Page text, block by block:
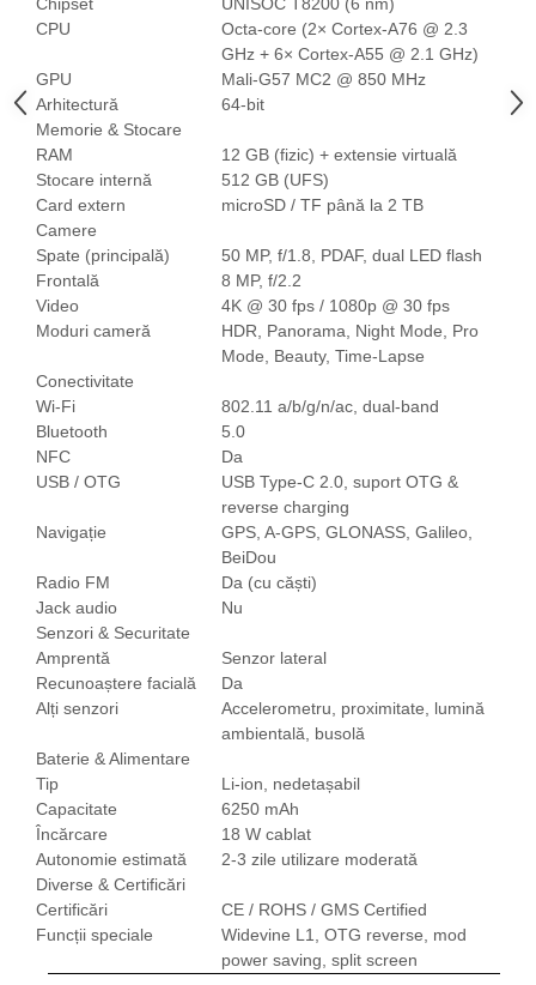
Tablete Doogee
Telefoane Mobile Hotwav
Produse Unihertz
Telefoane Mobile Unihertz
Tablete Unihertz
Produse Blackview
Telefoane Mobile Blackview
Tablete Blackview
Casti Audio Blackview
Telefoane Mobile Fossibot
Tablete Fossibot
Produse Oukitel
Telefoane Mobile Oukitel
ENERGIE
Gift Card EV
STATII DE INCARCARE EV
Stații de Încărcare Rezidențiale /
Acasă
Stații de Încărcare Comerciale /
CPU
Octa-core (2× Cortex-A76 @ 2.3
GHz + 6× Cortex-A55 @ 2.1 GHz)
GPU
Mali-G57 MC2 @ 850 MHz
Arhitectură
64-bit
Memorie & Stocare
RAM
12 GB (fizic) + extensie virtuală
Stocare internă
512 GB (UFS)
Card extern
microSD / TF până la 2 TB
Camere
Spate (principală)
50 MP, f/1.8, PDAF, dual LED flash
Frontală
8 MP, f/2.2
Video
4K @ 30 fps / 1080p @ 30 fps
Moduri cameră
HDR, Panorama, Night Mode, Pro
Mode, Beauty, Time-Lapse
Conectivitate
Wi-Fi
802.11 a/b/g/n/ac, dual-band
Bluetooth
5.0
NFC
Da
USB / OTG
USB Type-C 2.0, suport OTG &
reverse charging
Navigație
GPS, A-GPS, GLONASS, Galileo,
BeiDou
Radio FM
Da (cu căști)
Jack audio
Nu
Senzori & Securitate
Amprentă
Senzor lateral
Recunoaștere facială
Da
Alți senzori
Accelerometru, proximitate, lumină
ambientală, busolă
Baterie & Alimentare
Tip
Li-ion, nedetașabil
Capacitate
6250 mAh
Încărcare
18 W cablat
Autonomie estimată
2-3 zile utilizare moderată
Diverse & Certificări
Certificări
CE / ROHS / GMS Certified
Funcții speciale
Widevine L1, OTG reverse, mod
power saving, split screen